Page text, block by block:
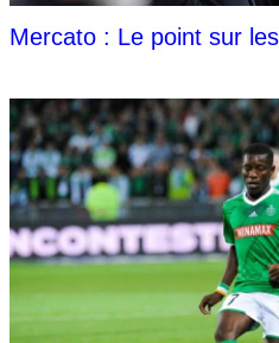
Mercato : Le point sur